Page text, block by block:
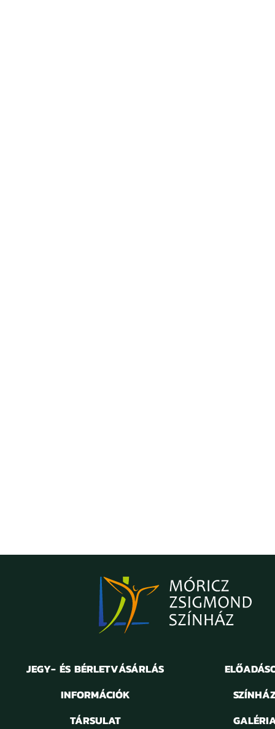
JEGY- ÉS BÉRLETVÁSÁRLÁS
INFORMÁCIÓK
TÁRSULAT